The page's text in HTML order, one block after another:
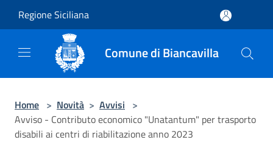
Regione Siciliana
Comune di Biancavilla
Home > Novità > Avvisi >
Avviso - Contributo economico "Unatantum" per trasporto
disabili ai centri di riabilitazione anno 2023